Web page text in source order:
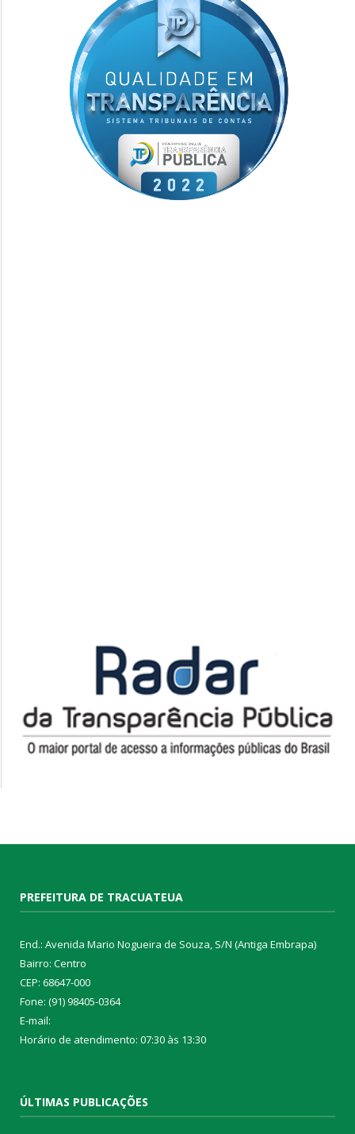
PREFEITURA DE TRACUATEUA
End.: Avenida Mario Nogueira de Souza, S/N (Antiga Embrapa)
Bairro: Centro
CEP: 68647-000
Fone: (91) 98405-0364
E-mail:
Horário de atendimento: 07:30 às 13:30
ÚLTIMAS PUBLICAÇÕES